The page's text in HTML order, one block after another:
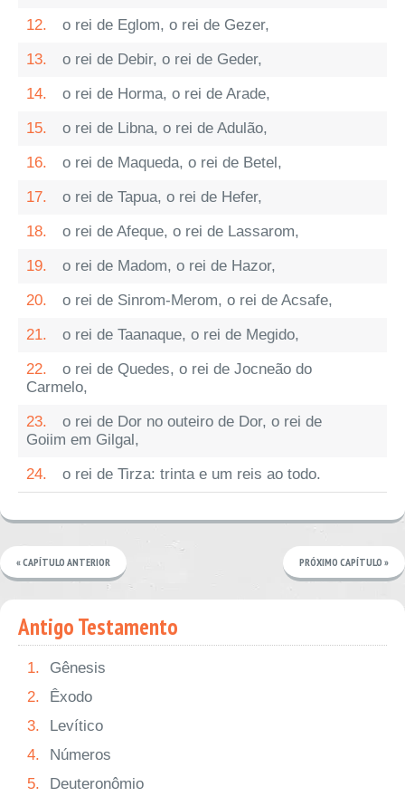
12.
o rei de Eglom, o rei de Gezer,
13.
o rei de Debir, o rei de Geder,
14.
o rei de Horma, o rei de Arade,
15.
o rei de Libna, o rei de Adulão,
16.
o rei de Maqueda, o rei de Betel,
17.
o rei de Tapua, o rei de Hefer,
18.
o rei de Afeque, o rei de Lassarom,
19.
o rei de Madom, o rei de Hazor,
20.
o rei de Sinrom-Merom, o rei de Acsafe,
21.
o rei de Taanaque, o rei de Megido,
22.
o rei de Quedes, o rei de Jocneão do
Carmelo,
23.
o rei de Dor no outeiro de Dor, o rei de
Goiim em Gilgal,
24.
o rei de Tirza: trinta e um reis ao todo.
« CAPÍTULO ANTERIOR PRÓXIMO CAPÍTULO »
Antigo Testamento
1.
Gênesis
2.
Êxodo
3.
Levítico
4.
Números
5.
Deuteronômio